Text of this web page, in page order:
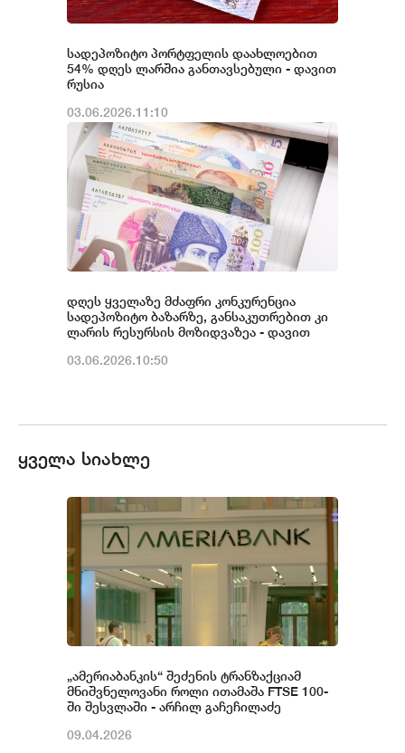
სადეპოზიტო პორტფელის დაახლოებით
54% დღეს ლარშია განთავსებული - დავით
რუსია
03.06.2026.11:10
დღეს ყველაზე მძაფრი კონკურენცია
სადეპოზიტო ბაზარზე, განსაკუთრებით კი
ლარის რესურსის მოზიდვაზეა - დავით
03.06.2026.10:50
ყველა სიახლე
„ამერიაბანკის“ შეძენის ტრანზაქციამ
მნიშვნელოვანი როლი ითამაშა FTSE 100-
ში შესვლაში - არჩილ გაჩეჩილაძე
09.04.2026